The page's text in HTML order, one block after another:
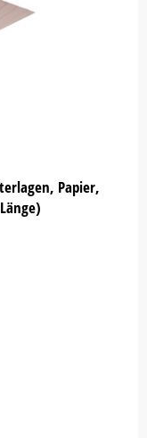
Papier,